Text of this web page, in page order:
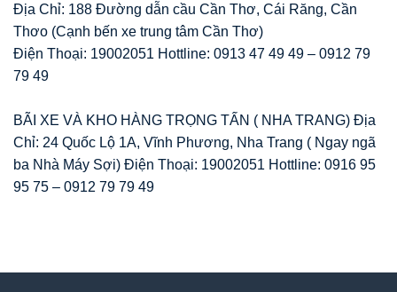
Địa Chỉ: 188 Đường dẫn cầu Cần Thơ, Cái Răng, Cần
Thơo (Cạnh bến xe trung tâm Cần Thơ)
Điện Thoại: 19002051 Hottline: 0913 47 49 49 – 0912 79
79 49
BÃI XE VÀ KHO HÀNG TRỌNG TẤN ( NHA TRANG) Địa
Chỉ: 24 Quốc Lộ 1A, Vĩnh Phương, Nha Trang ( Ngay ngã
ba Nhà Máy Sợi) Điện Thoại: 19002051 Hottline: 0916 95
95 75 – 0912 79 79 49